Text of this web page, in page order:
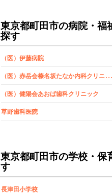
東京都町田市の病院・福
探す
（医）伊藤病院
（
医）赤岳会榛名坂たなか内科クリニック
（医）健陽会あおば歯科クリニック
草野歯科医院
東京都町田市の学校・保
す
長津田小学校